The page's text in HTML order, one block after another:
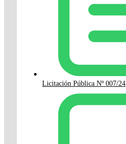
Licitación Pública Nº 007/24